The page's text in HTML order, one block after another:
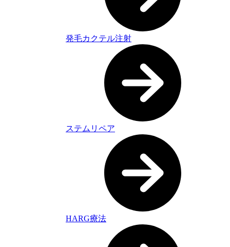
発毛カクテル注射
ステムリペア
HARG療法